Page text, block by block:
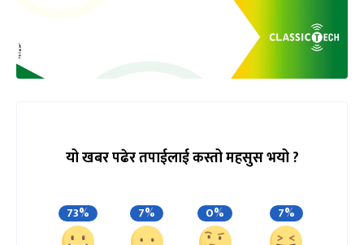
यो खबर पढेर तपाईलाई कस्तो महसुस भयो ?
73% 7% 0% 7%